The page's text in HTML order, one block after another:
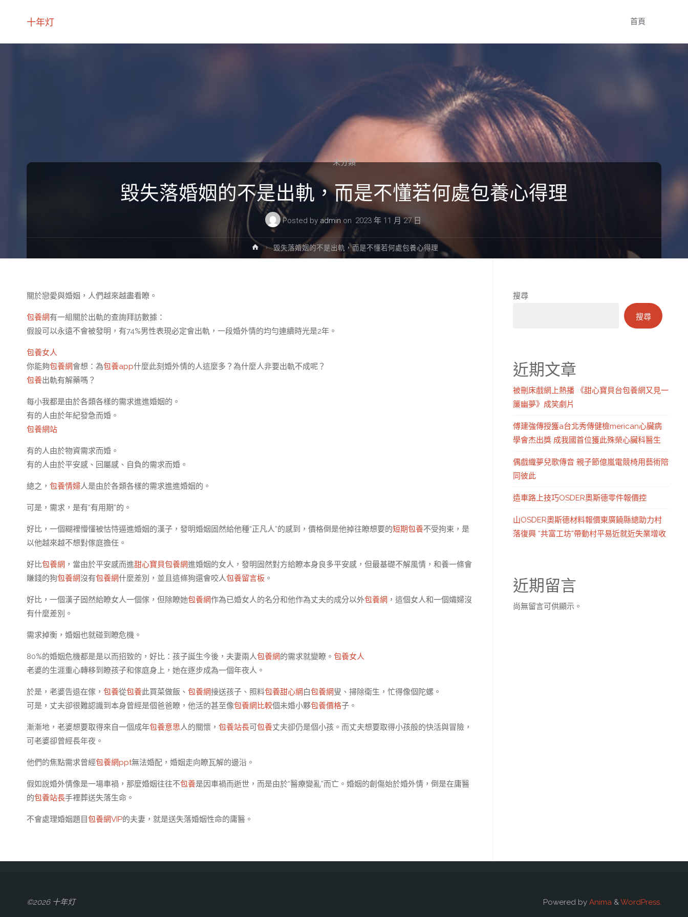
十年灯 首頁
毀失落婚姻的不是出軌，而是不懂若何處包養心得理
Posted by admin on 2023 年 11 月 27 日
未分類
Home毀失落婚姻的不是出軌，而是不懂若何處包養心得理
關於戀愛與婚姻，人們越來越盡看瞭。
包養網有一組關於出軌的查詢拜訪數據：
假設可以永遠不會被發明，有74%男性表現必定會出軌，一段婚外情的均勻連續時光是2年。
包養女人
你能夠包養網會想：為包養app什麼此刻婚外情的人這麼多？為什麼人非要出軌不成呢？
包養出軌有解藥嗎？
每小我都是由於各類各樣的需求進進婚姻的。
有的人由於年紀發急而婚。
包養網站
有的人由於物資需求而婚。
有的人由於平安感、回屬感、自負的需求而婚。
總之， 包養情婦人是由於各類各樣的需求進進婚姻的。
可是，需求，是有“有用期”的。
好比，一個糊裡懵懂被怙恃逼進婚姻的漢子，發明婚姻固然給他種“正凡人”的感到，價格倒是他掉往瞭想要的短期包養不受拘束，是
以他越來越不想對傢庭擔任。
好比包養網 ，當由於平安感而進甜心寶貝包養網進婚姻的女人，發明固然對方給瞭本身良多平安感，但最基礎不解風情，和養一條會
賺錢的狗包養網沒有包養網什麼差別，並且這條狗還會咬人包養留言板 。
好比，一個漢子固然給瞭女人一個傢，但除瞭她包養網作為已婚女人的名分和他作為丈夫的成分以外包養網 ，這個女人和一個孀婦沒
有什麼差別。
需求掉衡，婚姻也就碰到瞭危機。
80%的婚姻危機都是是以而招致的，好比：孩子誕生今後，夫妻兩人包養網的需求就變瞭。 包養女人
老婆的生涯重心轉移到瞭孩子和傢庭身上，她在逐步成為一個年夜人。
於是，老婆告退在傢， 包養從包養此買菜做飯、 包養網接送孩子、照料包養甜心網 白包養網 叟、掃除衛生，忙得像個陀螺。
可是，丈夫卻很難認識到本身曾經是個爸爸瞭，他活的甚至像包養網比較個未婚小夥包養價格子。
漸漸地，老婆想要取得來自一個成年包養意思人的關懷， 包養站長可包養丈夫卻仍是個小孩。而丈夫想要取得小孩般的快活與冒險，
可老婆卻曾經長年夜。
他們的焦點需求曾經包養網ppt無法婚配，婚姻走向瞭瓦解的邊沿。
假如說婚外情像是一場車禍，那麼婚姻往往不包養是因車禍而逝世，而是由於“醫療變亂”而亡。婚姻的創傷始於婚外情，倒是在庸醫
的包養站長手裡葬送失落生命。
不會處理婚姻題目包養網VIP的夫妻，就是送失落婚姻性命的庸醫。
搜尋
搜尋
近期文章
被刪床戲網上熱播 《甜心寶貝台包養網又見一
簾幽夢》成笑劇片
傅建強傳授獲a台北秀傳健檢merican心臟病
學會杰出獎 成我國首位獲此殊榮心臟科醫生
偶戲織夢兒歌傳音 親子節億嵐電競椅用藝術陪
同彼此
造車路上技巧OSDER奧斯德零件報價控
山OSDER奧斯德材料報價東廣饒縣總助力村
落復興 “共富工坊”帶動村平易近就近失業增收
近期留言
尚無留言可供顯示。
©2026 十年灯 Powered by Anima &WordPress.